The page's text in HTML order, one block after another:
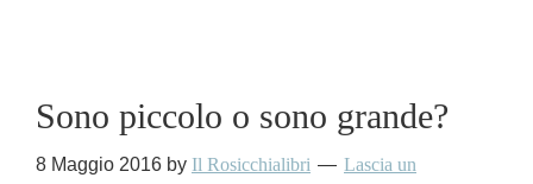
Sono piccolo o sono grande?
8 Maggio 2016 by Il Rosicchialibri
Lascia un